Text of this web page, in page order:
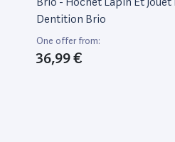
Dentition Brio
One offer from:
36,99 €